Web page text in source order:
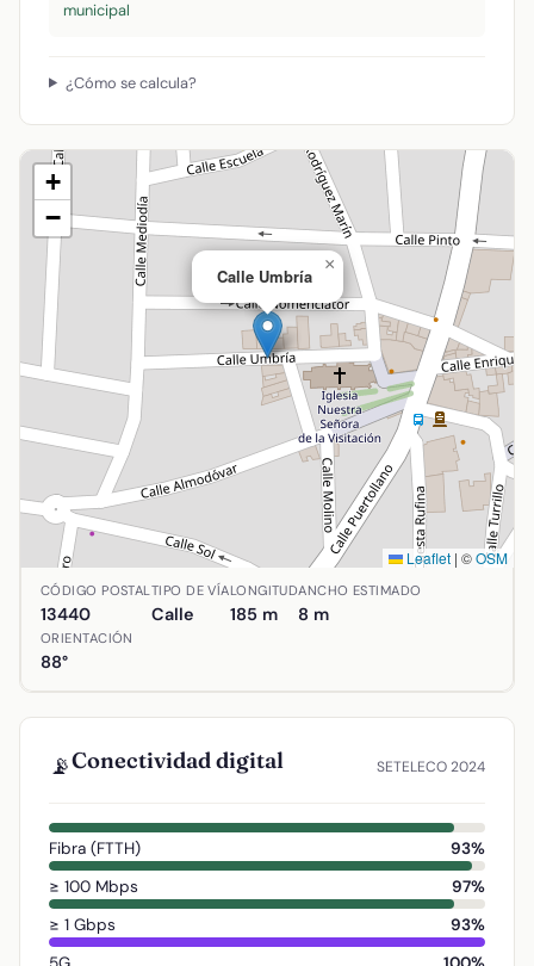
municipal
¿Cómo se calcula?
Calle Umbría
×
+
−
Leaflet | ©OSM
Ubicación de Calle Umbría en Argamasilla de
CÓDIGO POSTAL
13440
TIPO DE VÍA
Calle
LONGITUD
185 m
ANCHO ESTIMADO
8 m
ORIENTACIÓN
88°
📡Conectividad digital SETELECO 2024
Fibra (FTTH)
93%
≥ 100 Mbps
97%
≥ 1 Gbps
93%